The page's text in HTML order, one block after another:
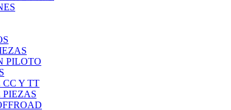
PILOTO
CC Y TT
PIEZAS